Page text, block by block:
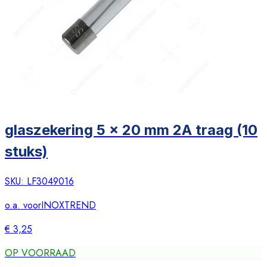
glaszekering 5 x 20 mm 2A traag (10
stuks)
SKU: LF3049016
o.a. voorINOXTREND
€ 3,25
OP VOORRAAD